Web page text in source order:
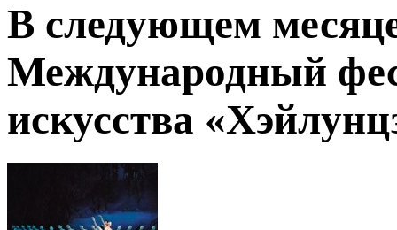
В следующем
Международный
искусства